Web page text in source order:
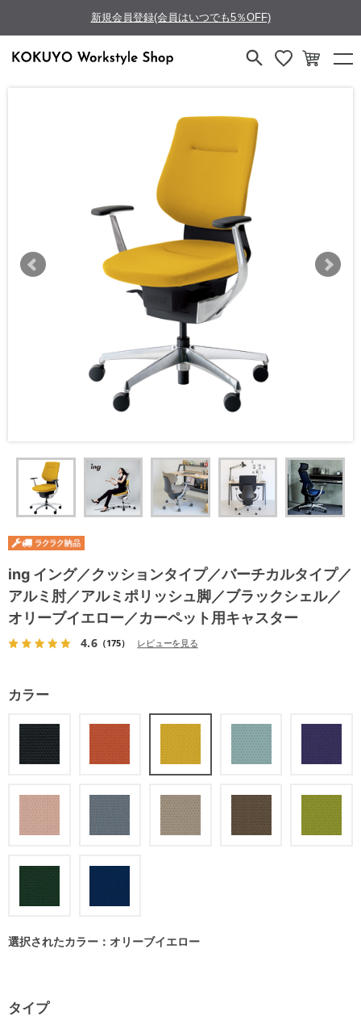
新規会員登録(会員はいつでも5％OFF)
ing イング／クッションタイプ／バーチカルタイプ／
アルミ肘／アルミポリッシュ脚／ブラックシェル／
オリーブイエロー／カーペット用キャスター
4.6（175） レビューを見る
カラー
選択されたカラー：オリーブイエロー
タイプ